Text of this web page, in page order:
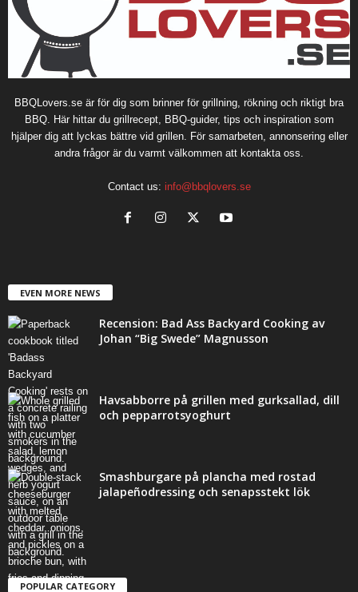
BBQLovers.se är för dig som brinner för grillning, rökning och riktigt bra
BBQ. Här hittar du grillrecept, BBQ-guider, tips och inspiration som
hjälper dig att lyckas bättre vid grillen. För samarbeten, annonsering eller
andra frågor är du varmt välkommen att kontakta oss.
Contact us: info@bbqlovers.se
EVEN MORE NEWS
Recension: Bad Ass Backyard Cooking av
Johan “Big Swede” Magnusson
Havsabborre på grillen med gurksallad, dill
och pepparrotsyoghurt
Smashburgare på plancha med rostad
jalapeñodressing och senapsstekt lök
POPULAR CATEGORY